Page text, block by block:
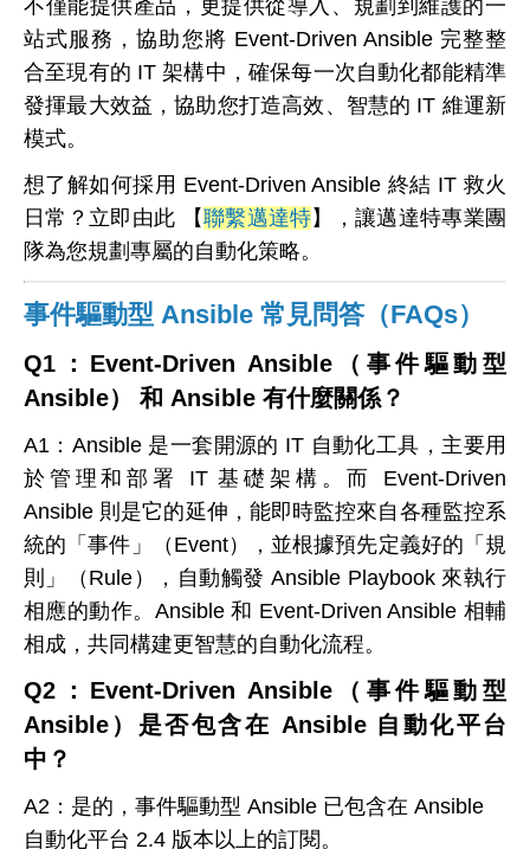
不僅能提供產品，更提供從導入、規劃到維護的一
站式服務，協助您將 Event-Driven Ansible 完整整
合至現有的 IT 架構中，確保每一次自動化都能精準
發揮最大效益，協助您打造高效、智慧的 IT 維運新
模式。
想了解如何採用 Event-Driven Ansible 終結 IT 救火
日常？立即由此 【聯繫邁達特】，讓邁達特專業團
隊為您規劃專屬的自動化策略。
事件驅動型 Ansible 常見問答（FAQs）
Q1 ：Event-Driven Ansible（事件驅動型
Ansible） 和 Ansible 有什麼關係？
A1： Ansible 是一套開源的 IT 自動化工具，主要用
於管理和部署 IT 基礎架構。而 Event-Driven
Ansible 則是它的延伸，能即時監控來自各種監控系
統的「事件」（Event），並根據預先定義好的「規
則」（Rule），自動觸發 Ansible Playbook 來執行
相應的動作。Ansible 和 Event-Driven Ansible 相輔
相成，共同構建更智慧的自動化流程。
Q2 ：Event-Driven Ansible（事件驅動型
Ansible）是否包含在 Ansible 自動化平台
中？
A2： 是的，事件驅動型 Ansible 已包含在 Ansible
自動化平台 2.4 版本以上的訂閱。